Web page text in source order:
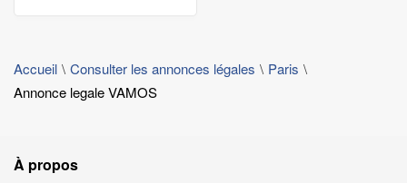
Accueil Consulter les annonces légales
Paris
Annonce legale VAMOS
À propos